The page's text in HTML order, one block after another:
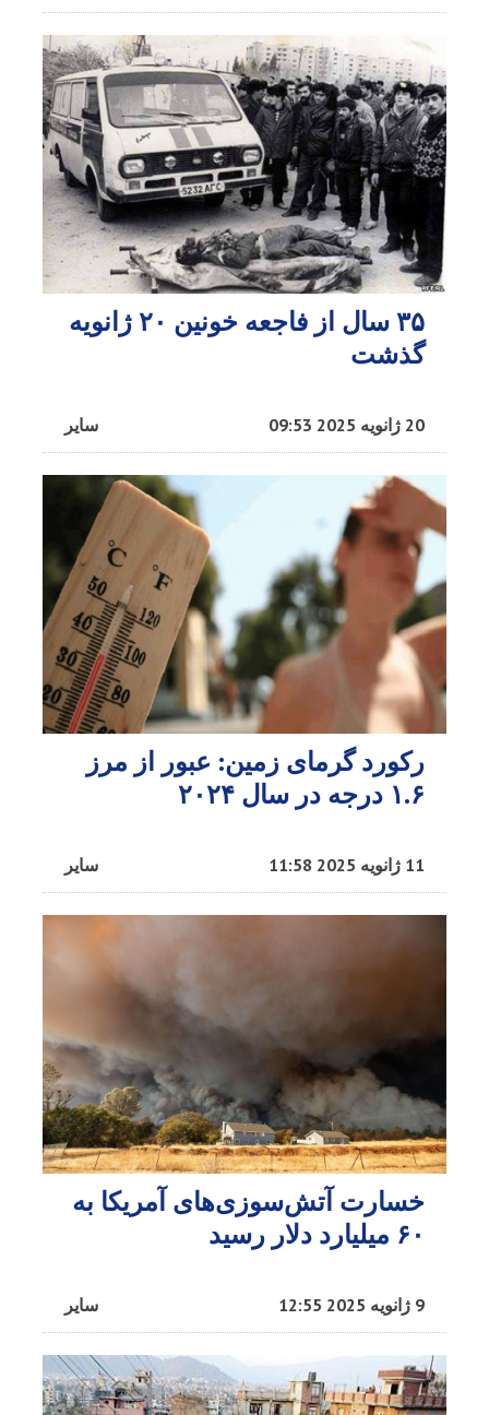
۳۵ سال از فاجعه خونین ۲۰ ژانویه
گذشت
سایر 20 ژانویه 2025 09:53
رکورد گرمای زمین: عبور از مرز
۱.۶ درجه در سال ۲۰۲۴
سایر 11 ژانویه 2025 11:58
خسارت آتش‌سوزی‌های آمریکا به
۶۰ میلیارد دلار رسید
سایر 9 ژانویه 2025 12:55